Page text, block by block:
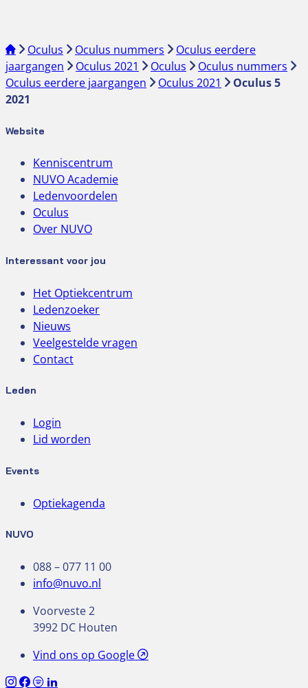
Oculus Oculus nummers
Oculus eerdere
jaargangen
Oculus 2021 Oculus
Oculus nummers
Oculus eerdere jaargangen
Oculus 2021
Oculus 5
2021
Website
Kenniscentrum
NUVO Academie
Ledenvoordelen
Oculus
Over NUVO
Interessant voor jou
Het Optiekcentrum
Ledenzoeker
Nieuws
Veelgestelde vragen
Contact
Leden
Login
Lid worden
Events
Optiekagenda
NUVO
088 – 077 11 00
info@nuvo.nl
Voorveste 2
3992 DC Houten
Vind ons op Google